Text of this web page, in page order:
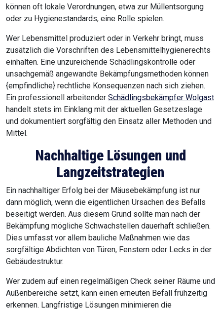
können oft lokale Verordnungen, etwa zur Müllentsorgung
oder zu Hygienestandards, eine Rolle spielen.
Wer Lebensmittel produziert oder in Verkehr bringt, muss
zusätzlich die Vorschriften des Lebensmittelhygienerechts
einhalten. Eine unzureichende Schädlingskontrolle oder
unsachgemäß angewandte Bekämpfungsmethoden können
{empfindliche} rechtliche Konsequenzen nach sich ziehen.
Ein professionell arbeitender Schädlingsbekämpfer Wolgast
handelt stets im Einklang mit der aktuellen Gesetzeslage
und dokumentiert sorgfältig den Einsatz aller Methoden und
Mittel.
Nachhaltige Lösungen und
Langzeitstrategien
Ein nachhaltiger Erfolg bei der Mäusebekämpfung ist nur
dann möglich, wenn die eigentlichen Ursachen des Befalls
beseitigt werden. Aus diesem Grund sollte man nach der
Bekämpfung mögliche Schwachstellen dauerhaft schließen.
Dies umfasst vor allem bauliche Maßnahmen wie das
sorgfältige Abdichten von Türen, Fenstern oder Lecks in der
Gebäudestruktur.
Wer zudem auf einen regelmäßigen Check seiner Räume und
Außenbereiche setzt, kann einen erneuten Befall frühzeitig
erkennen. Langfristige Lösungen minimieren die